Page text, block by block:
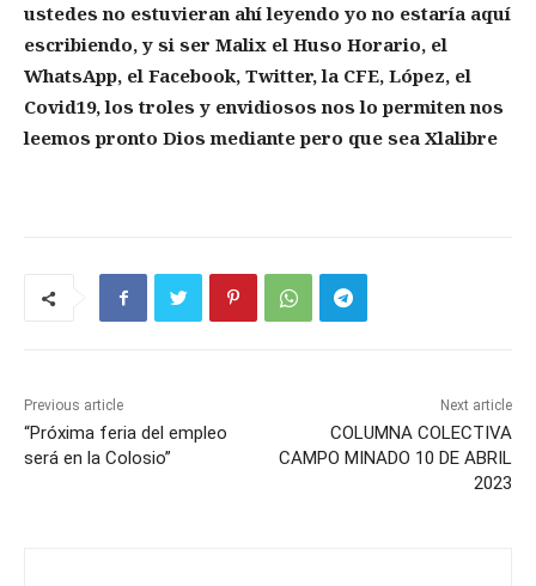
ustedes no estuvieran ahí leyendo yo no estaría aquí
escribiendo, y si ser Malix el Huso Horario, el
WhatsApp, el Facebook, Twitter, la CFE, López, el
Covid19, los troles y envidiosos nos lo permiten nos
leemos pronto Dios mediante pero que sea Xlalibre
Previous article
“Próxima feria del empleo
será en la Colosio”
Next article
COLUMNA COLECTIVA
CAMPO MINADO 10 DE ABRIL
2023